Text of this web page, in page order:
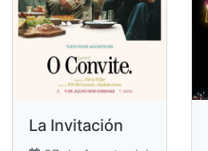
La Invitación